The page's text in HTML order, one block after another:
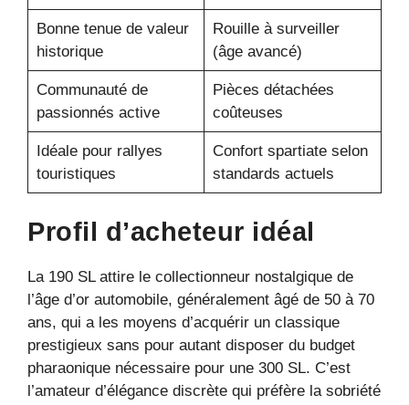
Bonne tenue de valeur
historique
Rouille à surveiller
(âge avancé)
Communauté de
passionnés active
Pièces détachées
coûteuses
Idéale pour rallyes
touristiques
Confort spartiate selon
standards actuels
Profil d’acheteur idéal
La 190 SL attire le collectionneur nostalgique de
l’âge d’or automobile, généralement âgé de 50 à 70
ans, qui a les moyens d’acquérir un classique
prestigieux sans pour autant disposer du budget
pharaonique nécessaire pour une 300 SL. C’est
l’amateur d’élégance discrète qui préfère la sobriété